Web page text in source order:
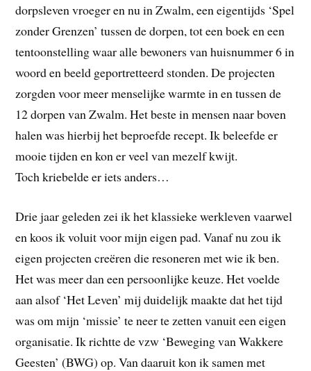
dorpsleven vroeger en nu in Zwalm, een eigentijds ‘Spel
zonder Grenzen’ tussen de dorpen, tot een boek en een
tentoonstelling waar alle bewoners van huisnummer 6 in
woord en beeld geportretteerd stonden. De projecten
zorgden voor meer menselijke warmte in en tussen de
12 dorpen van Zwalm. Het beste in mensen naar boven
halen was hierbij het beproefde recept. Ik beleefde er
mooie tijden en kon er veel van mezelf kwijt.
Toch kriebelde er iets anders…
Drie jaar geleden zei ik het klassieke werkleven vaarwel
en koos ik voluit voor mijn eigen pad. Vanaf nu zou ik
eigen projecten creëren die resoneren met wie ik ben.
Het was meer dan een persoonlijke keuze. Het voelde
aan alsof ‘Het Leven’ mij duidelijk maakte dat het tijd
was om mijn ‘missie’ te neer te zetten vanuit een eigen
organisatie. Ik richtte de vzw ‘Beweging van Wakkere
Geesten’ (BWG) op. Van daaruit kon ik samen met